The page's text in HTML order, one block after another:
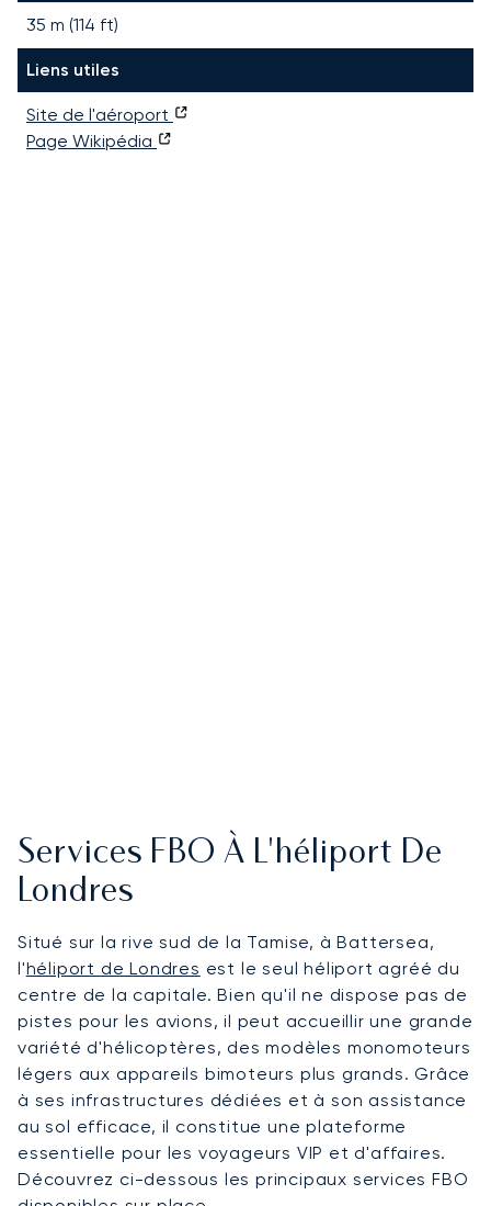
35 m (114 ft)
Liens utiles
Site de l'aéroport
Page Wikipédia
Services FBO À L'héliport De
Londres
Situé sur la rive sud de la Tamise, à Battersea,
l'héliport de Londres est le seul héliport agréé du
centre de la capitale. Bien qu'il ne dispose pas de
pistes pour les avions, il peut accueillir une grande
variété d'hélicoptères, des modèles monomoteurs
légers aux appareils bimoteurs plus grands. Grâce
à ses infrastructures dédiées et à son assistance
au sol efficace, il constitue une plateforme
essentielle pour les voyageurs VIP et d'affaires.
Découvrez ci-dessous les principaux services FBO